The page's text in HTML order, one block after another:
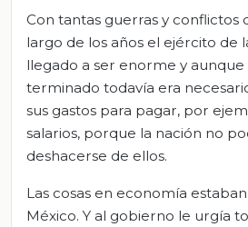
Con tantas guerras y conflictos
largo de los años el ejército de
llegado a ser enorme y
terminado todavía era
sus gastos para pagar, por
salarios, porque la nación no
deshacerse de ellos.
Las cosas en economía
México. Y al gobierno le urgía